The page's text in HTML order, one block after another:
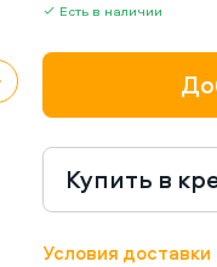
Есть в наличии
Купить в
Условия доставки